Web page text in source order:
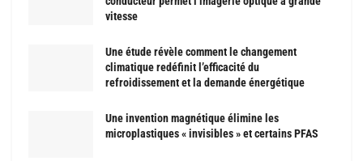
vitesse
Une étude révèle comment le changement
climatique redéfinit l’efficacité du
refroidissement et la demande énergétique
Une invention magnétique élimine les
microplastiques « invisibles » et certains PFAS